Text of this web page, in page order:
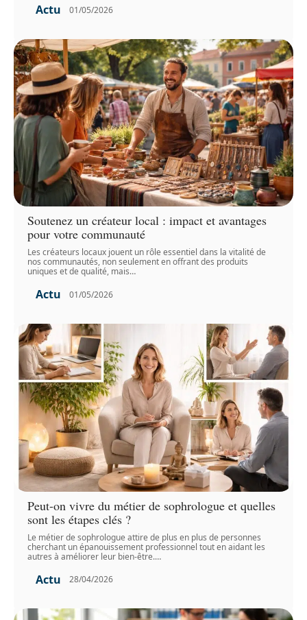
Actu 01/05/2026
Soutenez un créateur local : impact et avantages
pour votre communauté
Les créateurs locaux jouent un rôle essentiel dans la vitalité de
nos communautés, non seulement en offrant des produits
uniques et de qualité, mais…
Actu 01/05/2026
Peut-on vivre du métier de sophrologue et quelles
sont les étapes clés ?
Le métier de sophrologue attire de plus en plus de personnes
cherchant un épanouissement professionnel tout en aidant les
autres à améliorer leur bien-être.…
Actu 28/04/2026